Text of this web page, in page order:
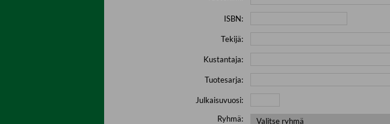
ISBN:
Tekijä:
Kustantaja:
Tuotesarja:
Julkaisuvuosi:
Ryhmä: